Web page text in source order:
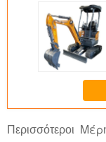
Περισσότεροι